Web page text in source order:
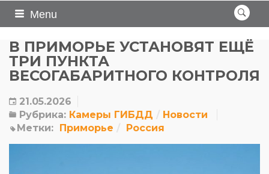
Menu
В ПРИМОРЬЕ УСТАНОВЯТ ЕЩЁ
ТРИ ПУНКТА
ВЕСОГАБАРИТНОГО КОНТРОЛЯ
21.05.2026
Рубрика: Камеры ГИБДД
Новости
Метки: Приморье Россия